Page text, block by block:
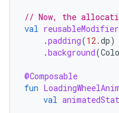
// Now, the
val reusableModifier
.padding(12.dp)
.background(
@Composable
fun
val